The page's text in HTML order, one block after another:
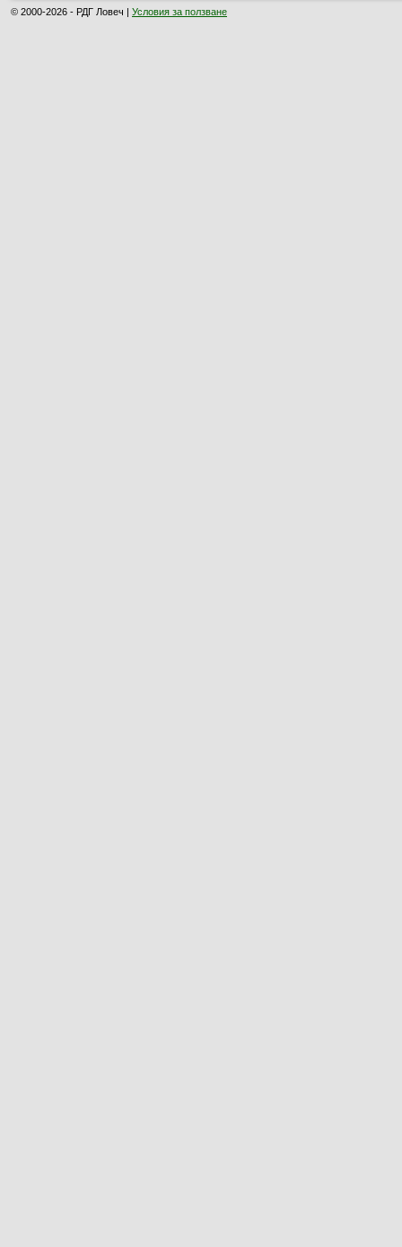
© 2000-2026 - РДГ Ловеч | Условия за ползване